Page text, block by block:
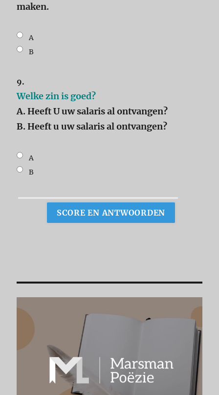
maken.
A
B
9.
Welke zin is goed?
A. Heeft U uw salaris al ontvangen?
B. Heeft u uw salaris al ontvangen?
A
B